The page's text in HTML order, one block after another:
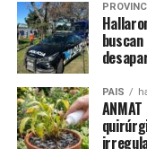
Importante
PAIS